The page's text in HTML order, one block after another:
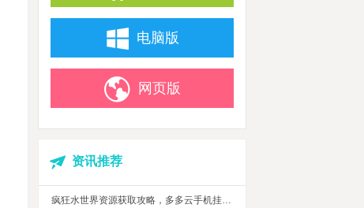
电脑版
网页版
资讯推荐
疯狂水世界资源获取攻略，多多云手机挂机搬砖自动攒材料